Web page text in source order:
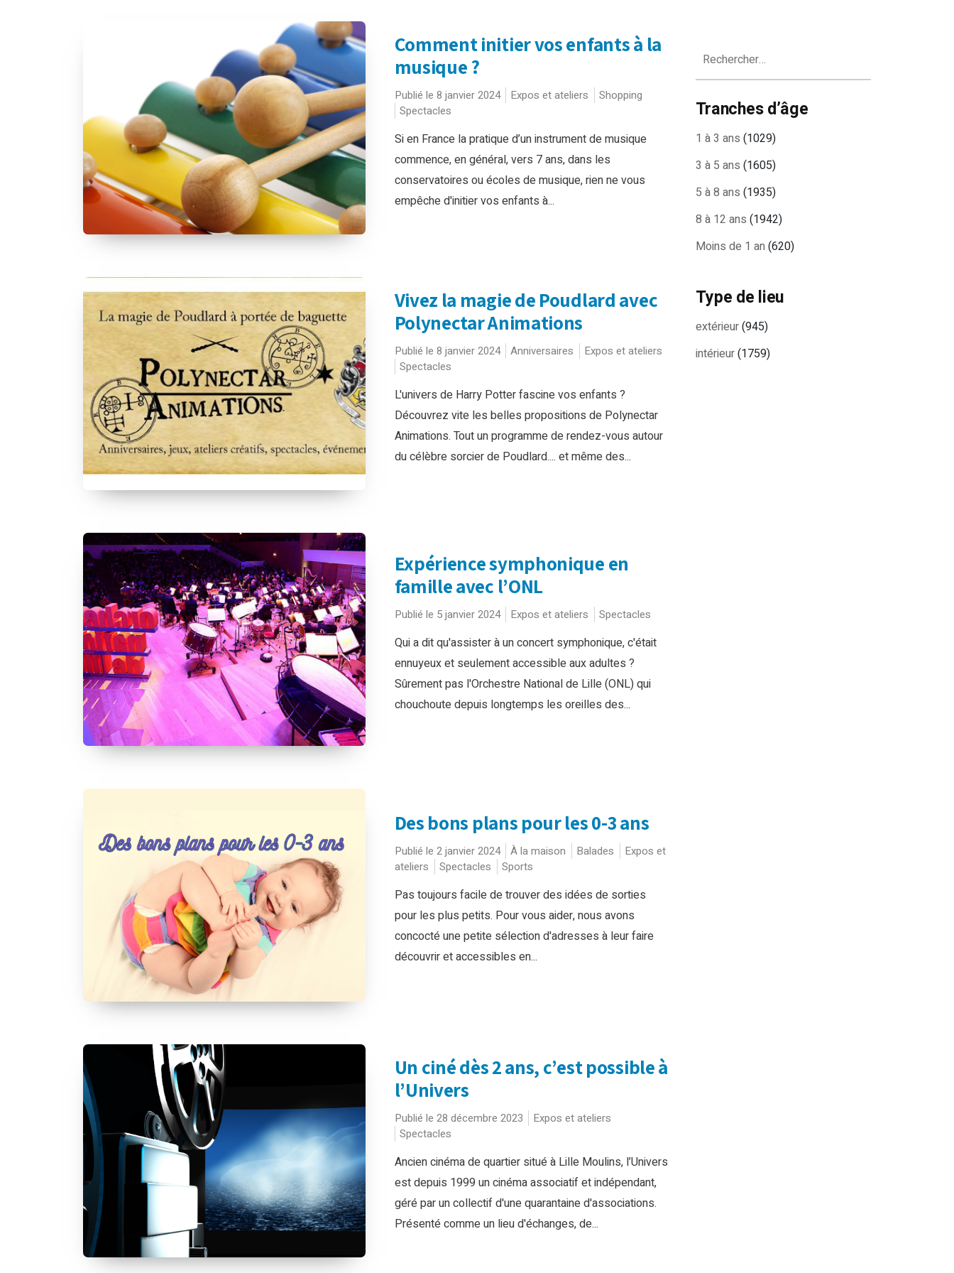
Comment initier vos enfants à la
musique ?
Publié le 8 janvier 2024 Expos et ateliers
Shopping
Spectacles
Si en France la pratique d’un instrument de musique
commence, en général, vers 7 ans, dans les
conservatoires ou écoles de musique, rien ne vous
empêche d'initier vos enfants à...
Vivez la magie de Poudlard avec
Polynectar Animations
Publié le 8 janvier 2024 Anniversaires
Expos et ateliers
Spectacles
L'univers de Harry Potter fascine vos enfants ?
Découvrez vite les belles propositions de Polynectar
Animations. Tout un programme de rendez-vous autour
du célèbre sorcier de Poudlard.... et même des...
Expérience symphonique en
famille avec l’ONL
Publié le 5 janvier 2024 Expos et ateliers Spectacles
Qui a dit qu'assister à un concert symphonique, c'était
ennuyeux et seulement accessible aux adultes ?
Sûrement pas l'Orchestre National de Lille (ONL) qui
chouchoute depuis longtemps les oreilles des...
Des bons plans pour les 0-3 ans
Publié le 2 janvier 2024 À la maison Balades
Expos et
ateliers
Spectacles Sports
Pas toujours facile de trouver des idées de sorties
pour les plus petits. Pour vous aider, nous avons
concocté une petite sélection d'adresses à leur faire
découvrir et accessibles en...
Un ciné dès 2 ans, c’est possible à
l’Univers
Publié le 28 décembre 2023
Expos et ateliers
Spectacles
Ancien cinéma de quartier situé à Lille Moulins, l’Univers
est depuis 1999 un cinéma associatif et indépendant,
géré par un collectif d'une quarantaine d'associations.
Présenté comme un lieu d'échanges, de...
Tranches d’âge
1 à 3 ans (1029)
3 à 5 ans (1605)
5 à 8 ans (1935)
8 à 12 ans (1942)
Moins de 1 an (620)
Type de lieu
extérieur(945)
intérieur(1759)